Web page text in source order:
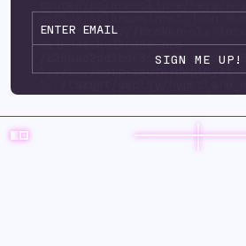
native-solanamainnet.json
url" "https://broken-sly-
mainnet.quiknode.pro
/
"../.../warp-route-deployer-
upgrade-auth ority" "../.../
routes/solanaeclipse/keys/
solanamainnet.json" "--